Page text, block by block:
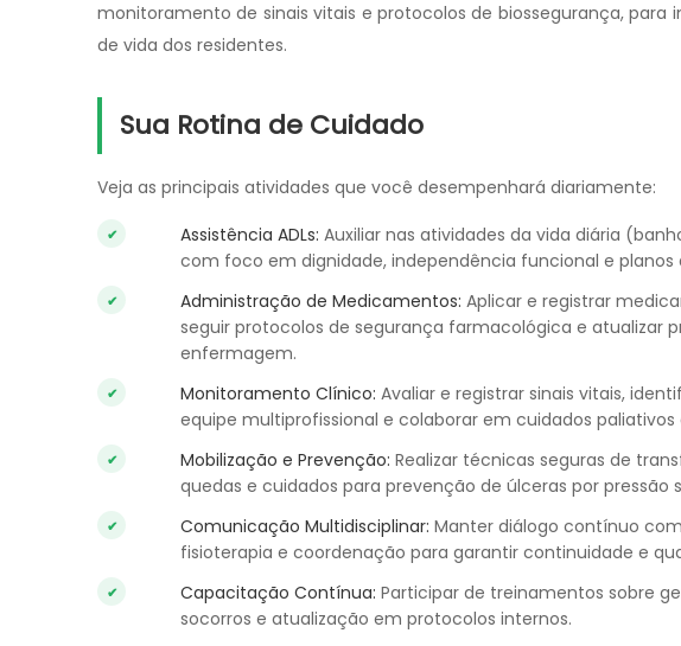
monitoramento de sinais vitais e protocolos de biossegurança, para
de vida dos residentes.
Sua Rotina de Cuidado
Veja as principais atividades que você desempenhará diariamente:
Assistência ADLs: Auxiliar nas atividades da vida diária
com foco em dignidade, independência funcional e planos
Administração de Medicamentos: Aplicar e registrar
seguir protocolos de segurança farmacológica e atualizar
enfermagem.
Monitoramento Clínico: Avaliar e registrar sinais vitais,
equipe multiprofissional e colaborar em cuidados paliativos
Mobilização e Prevenção: Realizar técnicas seguras de
quedas e cuidados para prevenção de úlceras por pressão
Comunicação Multidisciplinar: Manter diálogo contínuo
fisioterapia e coordenação para garantir continuidade e
Capacitação Contínua: Participar de treinamentos sobre
socorros e atualização em protocolos internos.